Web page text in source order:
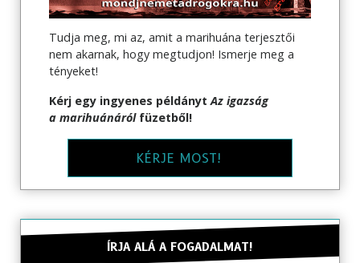
Tudja meg, mi az, amit a marihuána terjesztői
nem akarnak, hogy megtudjon! Ismerje meg a
tényeket!
Kérj egy ingyenes példányt Az igazság
a marihuánárólfüzetből!
KÉRJE MOST!
ÍRJA ALÁ A FOGADALMAT!